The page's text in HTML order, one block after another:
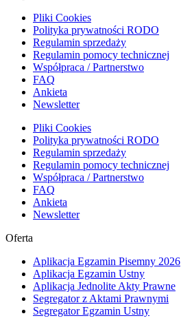
Pliki Cookies
Polityka prywatności RODO
Regulamin sprzedaży
Regulamin pomocy technicznej
Współpraca / Partnerstwo
FAQ
Ankieta
Newsletter
Pliki Cookies
Polityka prywatności RODO
Regulamin sprzedaży
Regulamin pomocy technicznej
Współpraca / Partnerstwo
FAQ
Ankieta
Newsletter
Oferta
Aplikacja Egzamin Pisemny 2026
Aplikacja Egzamin Ustny
Aplikacja Jednolite Akty Prawne
Segregator z Aktami Prawnymi
Segregator Egzamin Ustny